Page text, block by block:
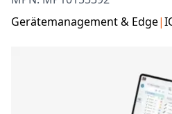
Gerätemanagement & Edge|